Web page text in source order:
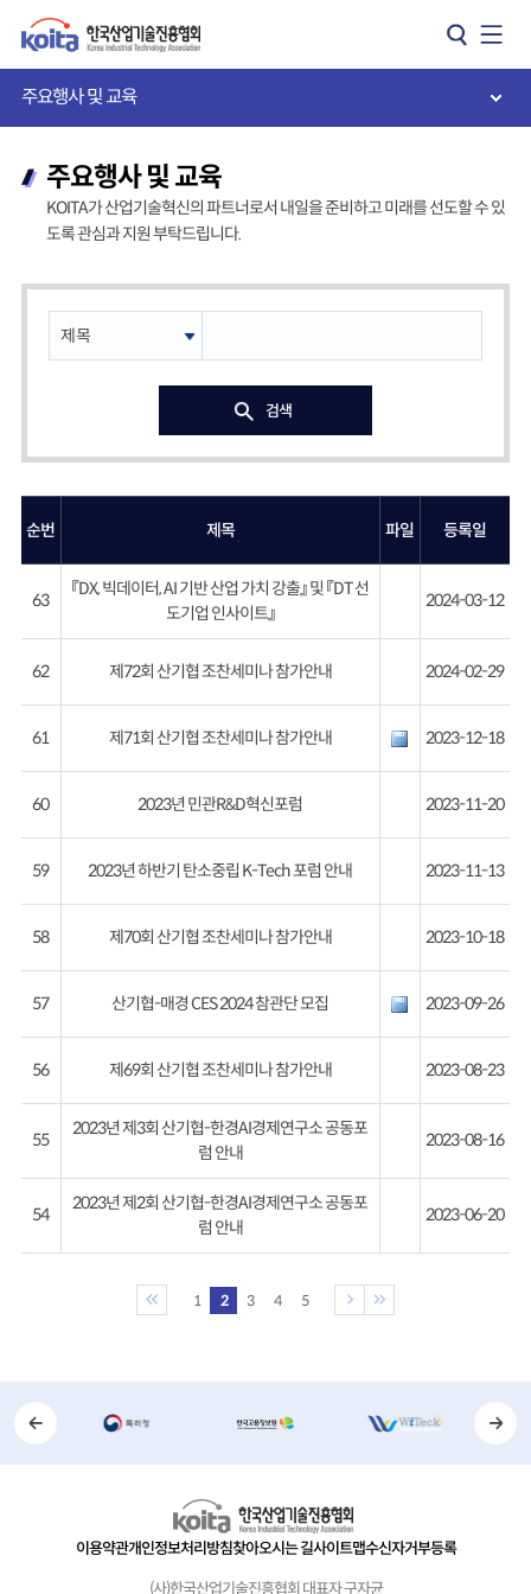
주요행사 및 교육
주요행사 및 교육
KOITA가 산업기술혁신의 파트너로서 내일을 준비하고 미래를 선도할 수 있
도록 관심과 지원 부탁드립니다.
검색
순번 제목 파일 등록일
63
『DX, 빅데이터, AI 기반 산업 가치 강출』 및 『DT 선
도기업 인사이트』
2024-03-12
62 제72회 산기협 조찬세미나 참가안내 2024-02-29
61 제71회 산기협 조찬세미나 참가안내 2023-12-18
60 2023년 민관R&D혁신포럼 2023-11-20
59 2023년 하반기 탄소중립 K-Tech 포럼 안내 2023-11-13
58 제70회 산기협 조찬세미나 참가안내 2023-10-18
57 산기협-매경 CES 2024 참관단 모집 2023-09-26
56 제69회 산기협 조찬세미나 참가안내 2023-08-23
55
2023년 제3회 산기협-한경AI경제연구소 공동포
럼 안내
2023-08-16
54
2023년 제2회 산기협-한경AI경제연구소 공동포
럼 안내
2023-06-20
1 2 3 4 5
이용약관개인정보처리방침찾아오시는 길사이트맵수신자거부등록
(사)한국산업기술진흥협회 대표자 구자균